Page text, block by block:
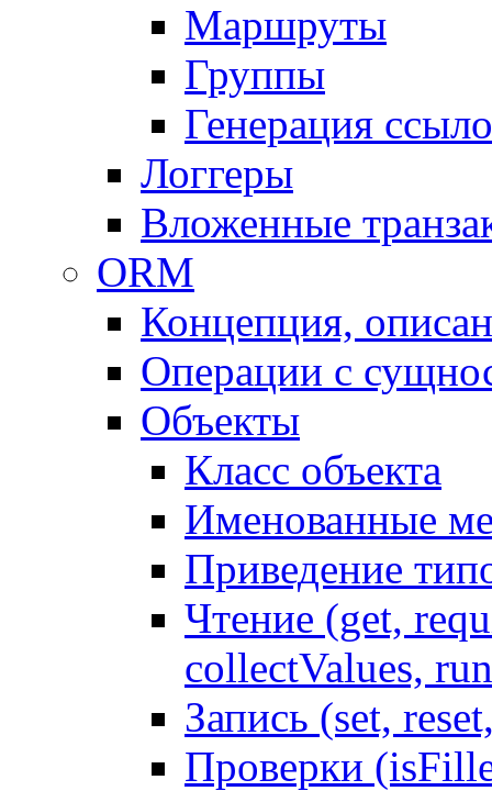
Маршруты
Группы
Генерация
Логгеры
Вложенные
ORM
Концепция,
Операции с
Объекты
Класс объекта
Именованные
Приведение
Чтение (get,
collectValues,
Запись (set,
Проверки